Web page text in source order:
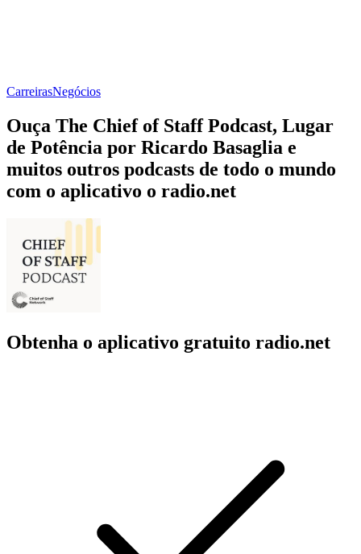
CarreirasNegócios
Ouça The Chief of Staff Podcast, Lugar
de Potência por Ricardo Basaglia e
muitos outros podcasts de todo o mundo
com o aplicativo o radio.net
Obtenha o aplicativo gratuito radio.net